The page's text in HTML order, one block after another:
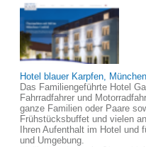
Hotel blauer Karpfen,
Das Familiengeführte Hotel
Fahrradfahrer und
ganze Familien oder Paare
Frühstücksbuffet und vielen
Ihren Aufenthalt im Hotel und
und Umgebung.